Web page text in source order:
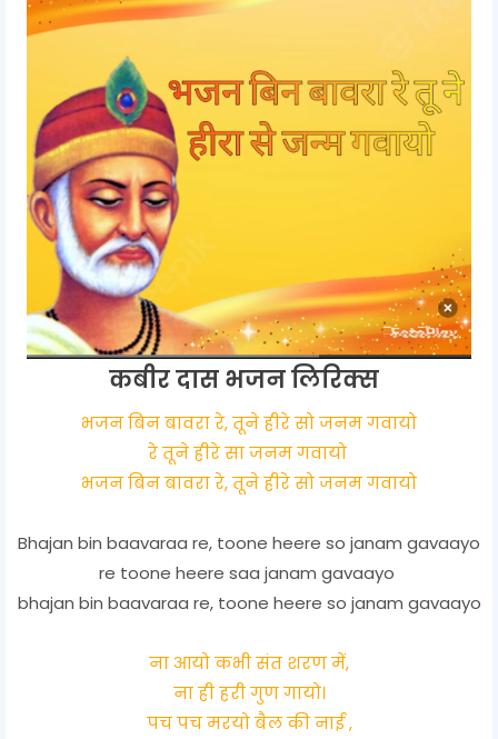
कबीर दास भजन लिरिक्स
भजन बिन बावरा रे, तूने हीरे सो जनम गवायो
रे तूने हीरे सा जनम गवायो
भजन बिन बावरा रे, तूने हीरे सो जनम गवायो
Bhajan bin baavaraa re, toone heere so janam gavaayo
re toone heere saa janam gavaayo
bhajan bin baavaraa re, toone heere so janam gavaayo
ना आयो कभी संत शरण में,
ना ही हरी गुण गायो।
पच पच मरयो बैल की नाई ,